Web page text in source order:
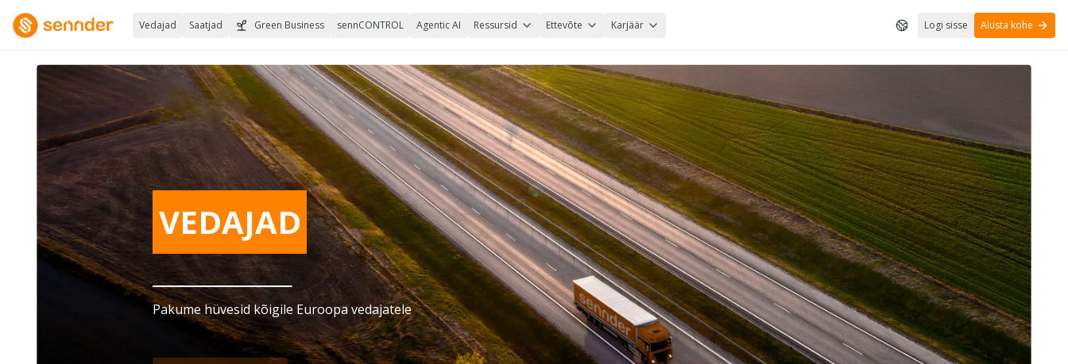
Vedajad Saatjad Green Business sennCONTROL Agentic AI Ressursid Ettevõte Karjäär Logi sisse Alusta kohe
VEDAJAD
Pakume hüvesid kõigile Euroopa vedajatele